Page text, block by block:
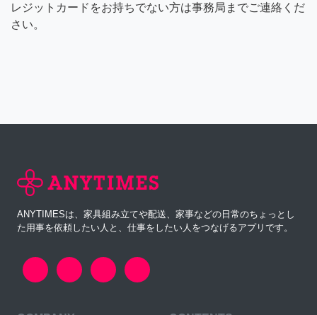
レジットカードをお持ちでない方は事務局までご連絡くだ
さい。
ANYTIMESは、家具組み立てや配送、家事などの日常のちょっとし
た用事を依頼したい人と、仕事をしたい人をつなげるアプリです。